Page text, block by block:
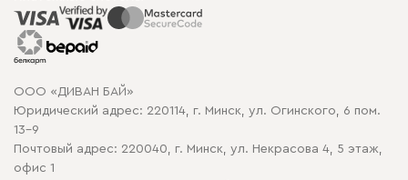
Рассрочка и кредит
Гарантия
Карта сайта
Политика конфиденциальности
Политика в отношении обработки cookie
Распродажа мебели
ООО «ДИВАН БАЙ»
Юридический адрес: 220114, г. Минск, ул. Огинского, 6 пом.
13-9
Почтовый адрес: 220040, г. Минск, ул. Некрасова 4, 5 этаж,
офис 1